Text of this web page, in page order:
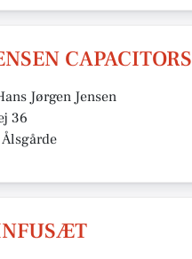
CAPACITORS
Jørgen Jensen
36